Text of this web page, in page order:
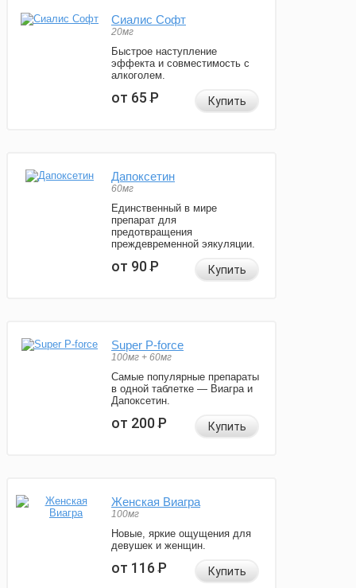
Сиалис Софт
20мг
Быстрое наступление
эффекта и совместимость с
алкоголем.
от 65Р Купить
Дапоксетин
60мг
Единственный в мире
препарат для
предотвращения
преждевременной эякуляции.
от 90Р Купить
Super P-force
100мг + 60мг
Самые популярные препараты
в одной таблетке — Виагра и
Дапоксетин.
от 200Р Купить
Женская Виагра
100мг
Новые, яркие ощущения для
девушек и женщин.
от 116Р Купить